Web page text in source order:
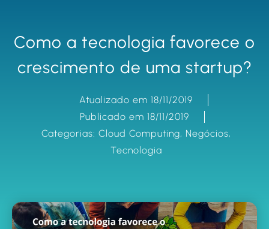
Como a tecnologia favorece o
crescimento de uma startup?
Atualizado em 18/11/2019
Publicado em 18/11/2019
Categorias: Cloud Computing, Negócios,
Tecnologia